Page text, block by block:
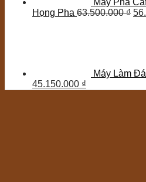
Máy Pha
Họng Pha 63.500.000₫
Máy Làm
45.150.000 ₫